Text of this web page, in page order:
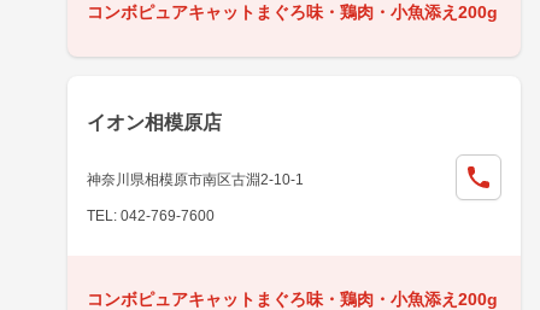
コンボピュアキャットまぐろ味・鶏肉・小魚添え200g
イオン相模原店
神奈川県相模原市南区古淵2-10-1
TEL: 042-769-7600
コンボピュアキャットまぐろ味・鶏肉・小魚添え200g